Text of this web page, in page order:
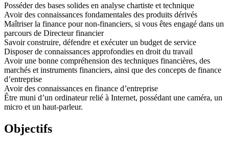
Posséder des bases solides en analyse chartiste et technique
Avoir des connaissances fondamentales des produits dérivés
Maîtriser la finance pour non-financiers, si vous êtes engagé dans un
parcours de Directeur financier
Savoir construire, défendre et exécuter un budget de service
Disposer de connaissances approfondies en droit du travail
Avoir une bonne compréhension des techniques financières, des
marchés et instruments financiers, ainsi que des concepts de finance
d’entreprise
Avoir des connaissances en finance d’entreprise
Être muni d’un ordinateur relié à Internet, possédant une caméra, un
micro et un haut-parleur.
Objectifs